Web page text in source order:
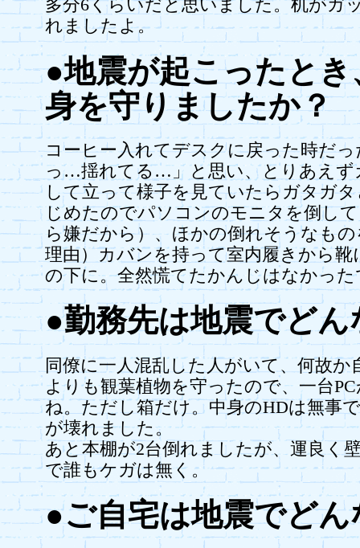
多分6くらいだと思いました。机がガ
れましたよ。
●地震が起こったと
身を守りましたか？
コーヒー入れてデスクに戻った時だ
っ…揺れてる…」と思い、とりあえず
して立って様子を見ていたらガタガ
じめたのでパソコンのモニタを倒し
ら嫌だから）、ほかの倒れそうなも
理由）カバンを持って室内履きから靴
の下に。全然慌てたかんじはなかった
●勤務先は地震でど
同僚に一人混乱した人がいて、何故か
よりも観葉植物を守ったので、一台
ね。ただし箱だけ。中身のHDは無事
が壊れました。
あと本棚が2台倒れましたが、運良く
で誰もケガは無く。
●ご自宅は地震でど